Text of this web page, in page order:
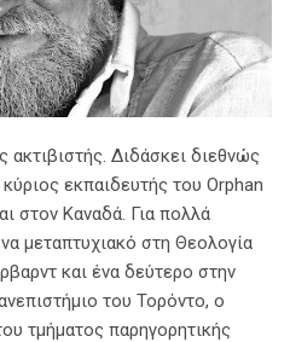
ακτιβιστής. Διδάσκει διεθνώς
εκπαιδευτής του Orphan
στον Καναδά. Για πολλά
μεταπτυχιακό στη Θεολογία
και ένα δεύτερο στην
του Τορόντο, ο
τμήματος παρηγορητικής